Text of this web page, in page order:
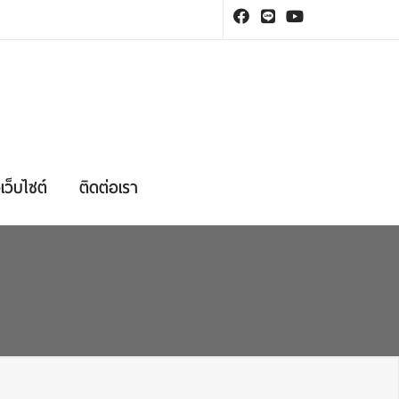
ว็บไซต์ ติดต่อเรา